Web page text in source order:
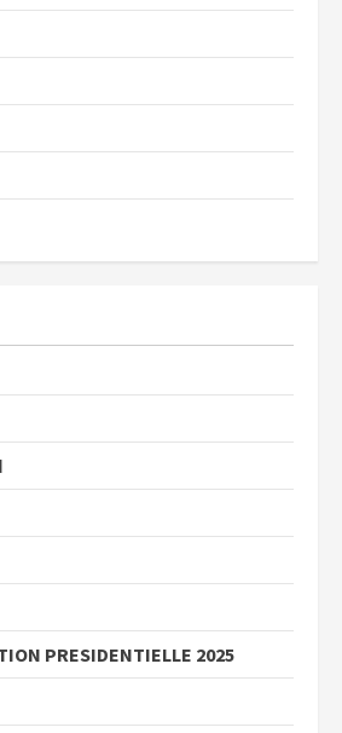
PRESIDENTIELLE 2025